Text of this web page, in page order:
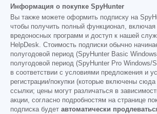
Информация о покупке SpyHunter
Вы также можете оформить подписку на
чтобы получить полный функционал, включая
вредоносных программ и доступ к нашей
HelpDesk. Стоимость подписки обычно
полугодовой период (SpyHunter Basic
полугодовой период (SpyHunter Pro Windows/
в соответствии с условиями предложения и
регистрации/покупки (которые включены
ссылки; цены могут различаться в
акции, согласно подробностям на странице
подписка будет автоматически